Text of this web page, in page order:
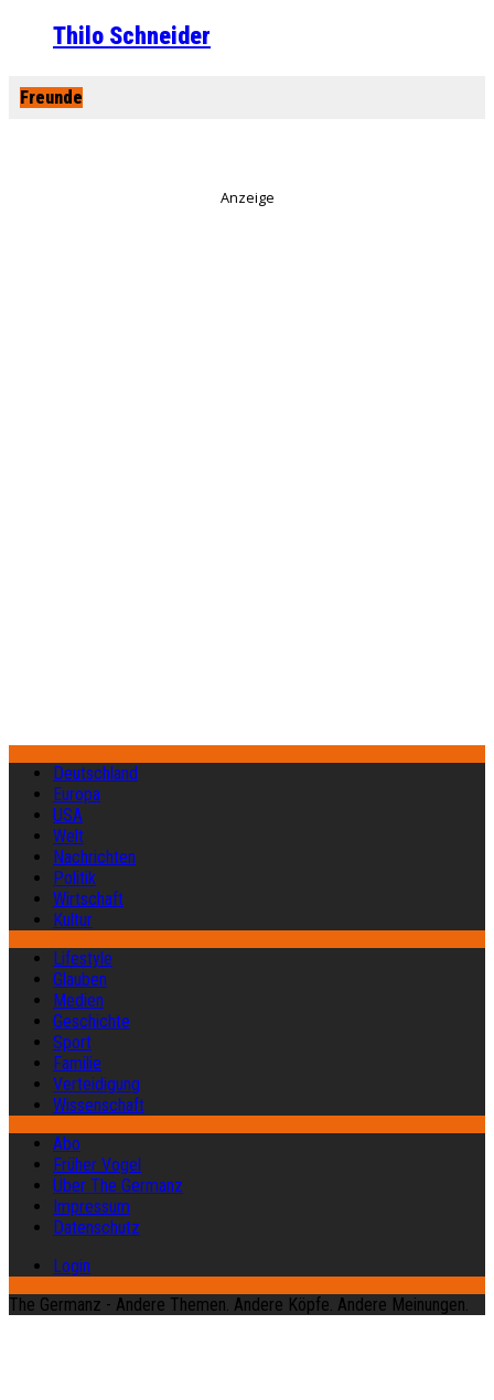
Thilo Schneider
Freunde
Anzeige
Deutschland
Europa
USA
Welt
Nachrichten
Politik
Wirtschaft
Kultur
Lifestyle
Glauben
Medien
Geschichte
Sport
Familie
Verteidigung
Wissenschaft
Abo
Früher Vogel
Über The Germanz
Impressum
Datenschutz
Login
The Germanz - Andere Themen. Andere Köpfe. Andere Meinungen.